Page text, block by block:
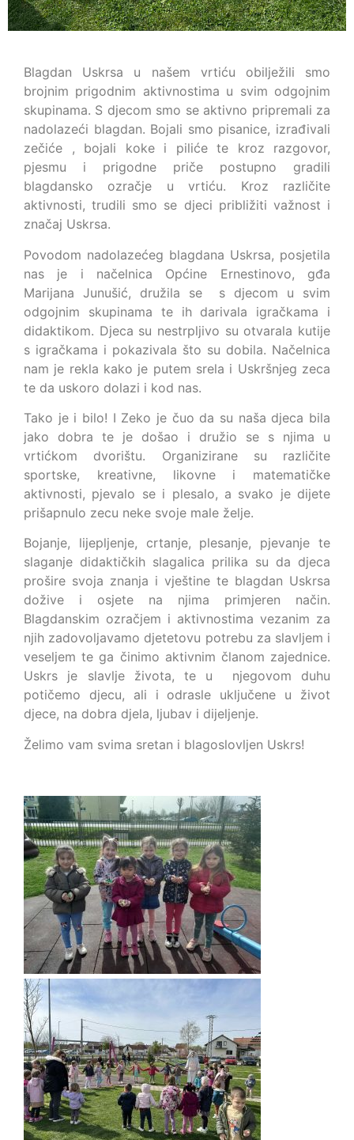
Blagdan Uskrsa u našem vrtiću obilježili smo
brojnim prigodnim aktivnostima u svim odgojnim
skupinama. S djecom smo se aktivno pripremali za
nadolazeći blagdan. Bojali smo pisanice, izrađivali
zečiće , bojali koke i piliće te kroz razgovor,
pjesmu i prigodne priče postupno gradili
blagdansko ozračje u vrtiću. Kroz različite
aktivnosti, trudili smo se djeci približiti važnost i
značaj Uskrsa.
Povodom nadolazećeg blagdana Uskrsa, posjetila
nas je i načelnica Općine Ernestinovo, gđa
Marijana Junušić, družila se s djecom u svim
odgojnim skupinama te ih darivala igračkama i
didaktikom. Djeca su nestrpljivo su otvarala kutije
s igračkama i pokazivala što su dobila. Načelnica
nam je rekla kako je putem srela i Uskršnjeg zeca
te da uskoro dolazi i kod nas.
Tako je i bilo! I Zeko je čuo da su naša djeca bila
jako dobra te je došao i družio se s njima u
vrtićkom dvorištu. Organizirane su različite
sportske, kreativne, likovne i matematičke
aktivnosti, pjevalo se i plesalo, a svako je dijete
prišapnulo zecu neke svoje male želje.
Bojanje, lijepljenje, crtanje, plesanje, pjevanje te
slaganje didaktičkih slagalica prilika su da djeca
prošire svoja znanja i vještine te blagdan Uskrsa
dožive i osjete na njima primjeren način.
Blagdanskim ozračjem i aktivnostima vezanim za
njih zadovoljavamo djetetovu potrebu za slavljem i
veseljem te ga činimo aktivnim članom zajednice.
Uskrs je slavlje života, te u njegovom duhu
potičemo djecu, ali i odrasle uključene u život
djece, na dobra djela, ljubav i dijeljenje.
Želimo vam svima sretan i blagoslovljen Uskrs!